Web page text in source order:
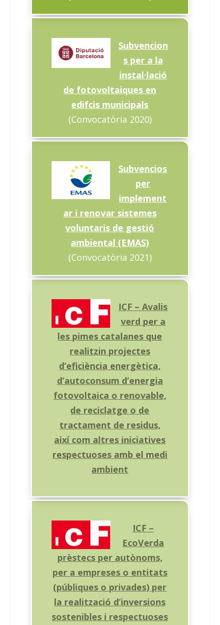
Subvencion
s per a la
instal·lació
de fotovoltaiques en
edifcis municipals
(Convocatòria 2020)
Subvencios
per
implement
ar i renovar sistemes
voluntaris de gestió
ambiental (EMAS)
(Convocatòria 2021)
ICF – Avalis
verd per a
les pimes catalanes que
realitzin projectes
d’eficiència energètica,
d’autoconsum d’energia
fotovoltaica o renovable,
de reciclatge o de
tractament de residus,
així com altres iniciatives
respectuoses amb el medi
ambient
ICF –
EcoVerda
prèstecs per autònoms,
per a empreses o entitats
(públiques o privades) per
la realització d’inversions
sostenibles i respectuoses